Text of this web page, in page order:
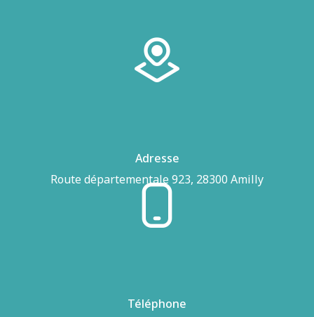
Adresse
Route départementale 923, 28300 Amilly
Téléphone